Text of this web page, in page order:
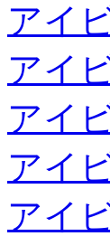
アイ
アイ
アイ
アイ
アイ